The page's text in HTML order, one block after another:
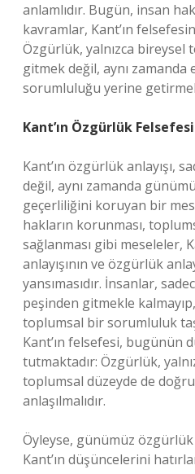
anlamlıdır. Bugün, insan
kavramlar, Kant’ın
Özgürlük, yalnızca bireysel
gitmek değil, aynı
sorumluluğu yerine
Kant’ın Özgürlük
Kant’ın özgürlük anlayışı,
değil, aynı zamanda
geçerliliğini koruyan bir
hakların korunması,
sağlanması gibi meseleler,
anlayışının ve özgürlük
yansımasıdır. İnsanlar,
peşinden gitmekle
toplumsal bir sorumluluk
Kant’ın felsefesi, bugünün
tutmaktadır: Özgürlük,
toplumsal düzeyde de
anlaşılmalıdır.
Öyleyse, günümüz özgürlük
Kant’ın düşüncelerini